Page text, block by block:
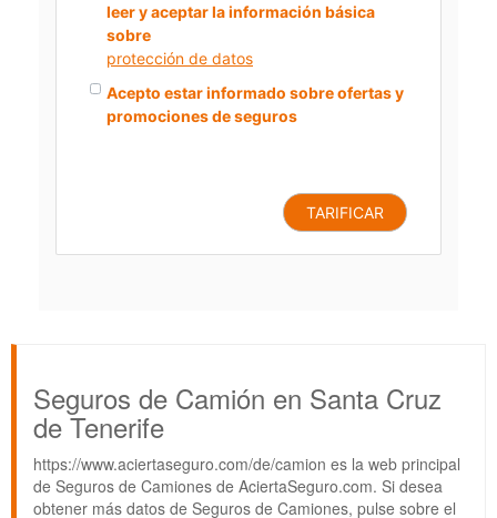
leer y aceptar la información básica
sobre
protección de datos
Acepto estar informado sobre ofertas y
promociones de seguros
TARIFICAR
Seguros de Camión en Santa Cruz
de Tenerife
https://www.aciertaseguro.com/de/camion es la web principal
de Seguros de Camiones de AciertaSeguro.com. Si desea
obtener más datos de Seguros de Camiones, pulse sobre el